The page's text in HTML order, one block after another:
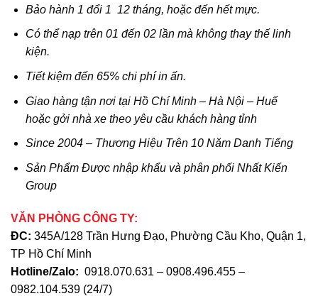
Bảo hành 1 đổi 1 12 tháng, hoặc đến hết mực.
Có thể nạp trên 01 đến 02 lần mà không thay thế linh
kiện.
Tiết kiệm đến 65% chi phí in ấn.
Giao hàng tận nơi tại Hồ Chí Minh – Hà Nội – Huế
hoặc gởi nhà xe theo yêu cầu khách hàng tỉnh
Since 2004 – Thương Hiệu Trên 10 Năm Danh Tiếng
Sản Phẩm Được nhập khẩu và phân phối Nhất Kiến
Group
VĂN PHÒNG CÔNG TY:
ĐC: 345A/128 Trần Hưng Đạo, Phường Cầu Kho, Quận 1,
TP Hồ Chí Minh
Hotline/Zalo: 0918.070.631 – 0908.496.455 –
0982.104.539 (24/7)